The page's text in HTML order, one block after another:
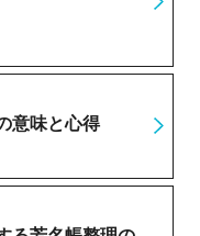
意味と心得